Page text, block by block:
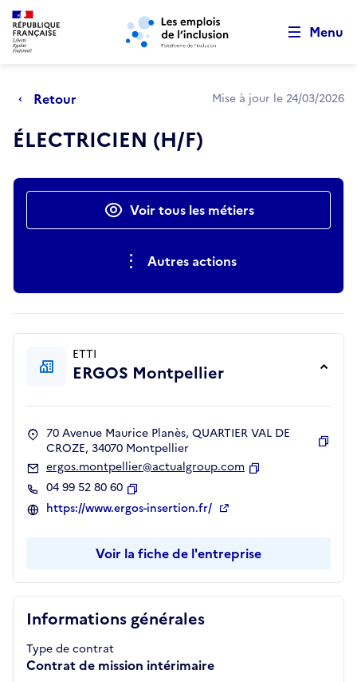
Aller au menu principal Aller au contenu principal
Menu
Retour Mise à jour le 24/03/2026
ÉLECTRICIEN (H/F)
Actions rapidesVoir tous les métiers
Autres actions
Informations générales
Type de contrat
Contrat de mission intérimaire
ETTI
ERGOS Montpellier
70 Avenue Maurice Planès, QUARTIER VAL DE
CROZE, 34070 Montpellier
ergos.montpellier@actualgroup.com
04 99 52 80 60
Copier
https://www.ergos-insertion.fr/
Voir la fiche de l'entreprise
Retour au début de la page
Panneau de gestion des cookies